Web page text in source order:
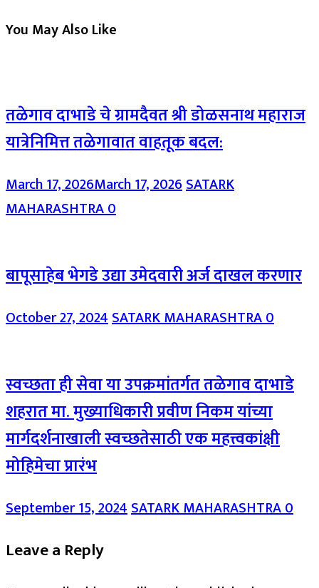
You May Also Like
तळेगाव दाभाडे चे ग्रामदैवत श्री डोळसनाथ महाराज
यात्रेनिमित्त तळेगावात वाहतूक बदल:
March 17, 2026March 17, 2026SATARK
MAHARASHTRA0
बापूसाहेब भेगडे उद्या उमेदवारी अर्ज दाखल करणार
October 27, 2024SATARK MAHARASHTRA0
स्वच्छता ही सेवा या उपक्रमांतर्गत तळेगाव दाभाडे
शहरात मा. मुख्याधिकारी प्रवीण निकम यांच्या
मार्गदर्शनाखाली स्वच्छतेसाठी एक महत्त्वकांक्षी
मोहिमेचा प्रारंभ
September 15, 2024SATARK MAHARASHTRA0
Leave a Reply